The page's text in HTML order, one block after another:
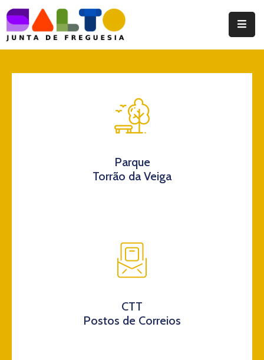
Instituição
Parque
Torrão da Veiga
CTT
Postos de Correios